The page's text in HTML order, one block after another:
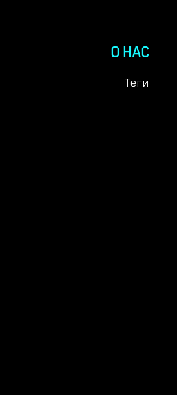
О НАС
Теги